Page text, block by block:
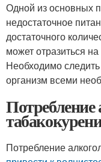
Одной из основных
недостаточное
достаточного
может отразиться
Необходимо
организм всеми
Потребление
Потребление